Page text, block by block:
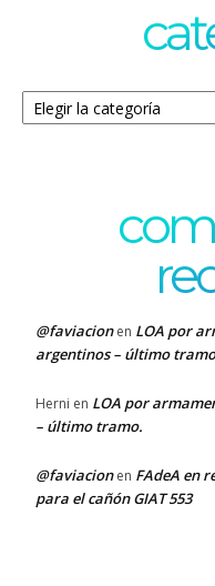
Categorías
@faviacionen LOA por
argentinos – último
Herni en LOA por
– último tramo.
@faviacionen FAdeA en
para el cañón GIAT 553